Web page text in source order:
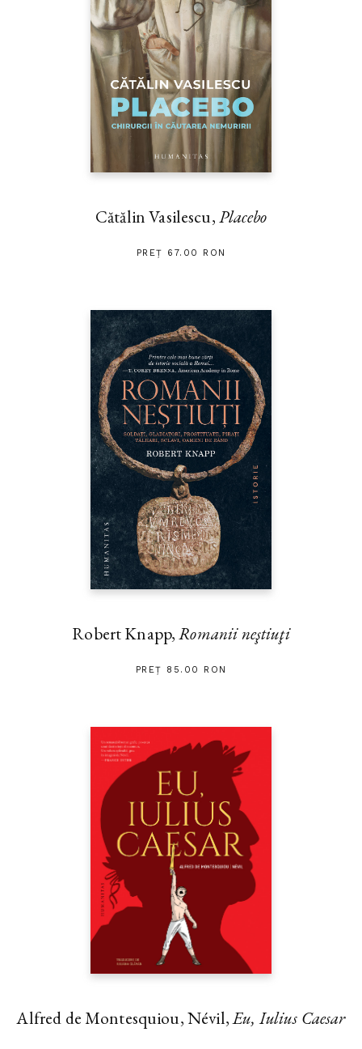
Cătălin Vasilescu,Placebo
PREȚ 67.00 RON
Robert Knapp,Romanii neştiuţi
PREȚ 85.00 RON
Alfred de Montesquiou, Névil,Eu, Iulius Caesar